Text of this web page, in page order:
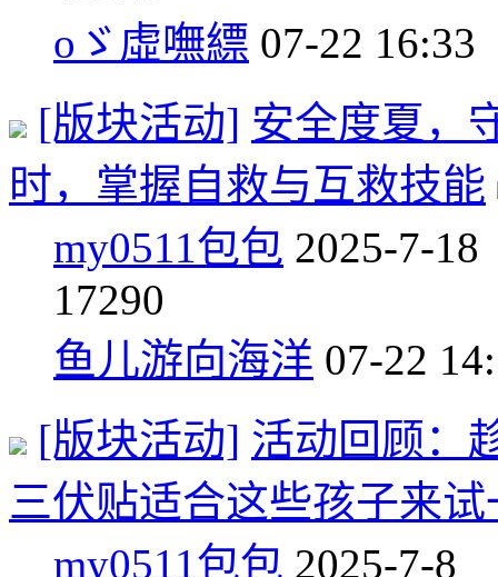
oゞ虛嘸縹 07-22 16:33
[版块活动] 安全度夏，
时，掌握自救与互救技能
my0511包包 2025-7-18
17290
鱼儿游向海洋 07-22
[版块活动] 活动回顾：
三伏贴适合这些孩子来试
my0511包包 2025-7-8